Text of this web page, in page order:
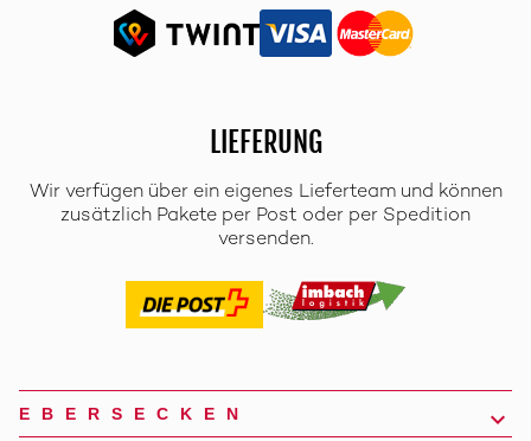
LIEFERUNG
Wir verfügen über ein eigenes Lieferteam und können
zusätzlich Pakete per Post oder per Spedition
versenden.
EBERSECKEN